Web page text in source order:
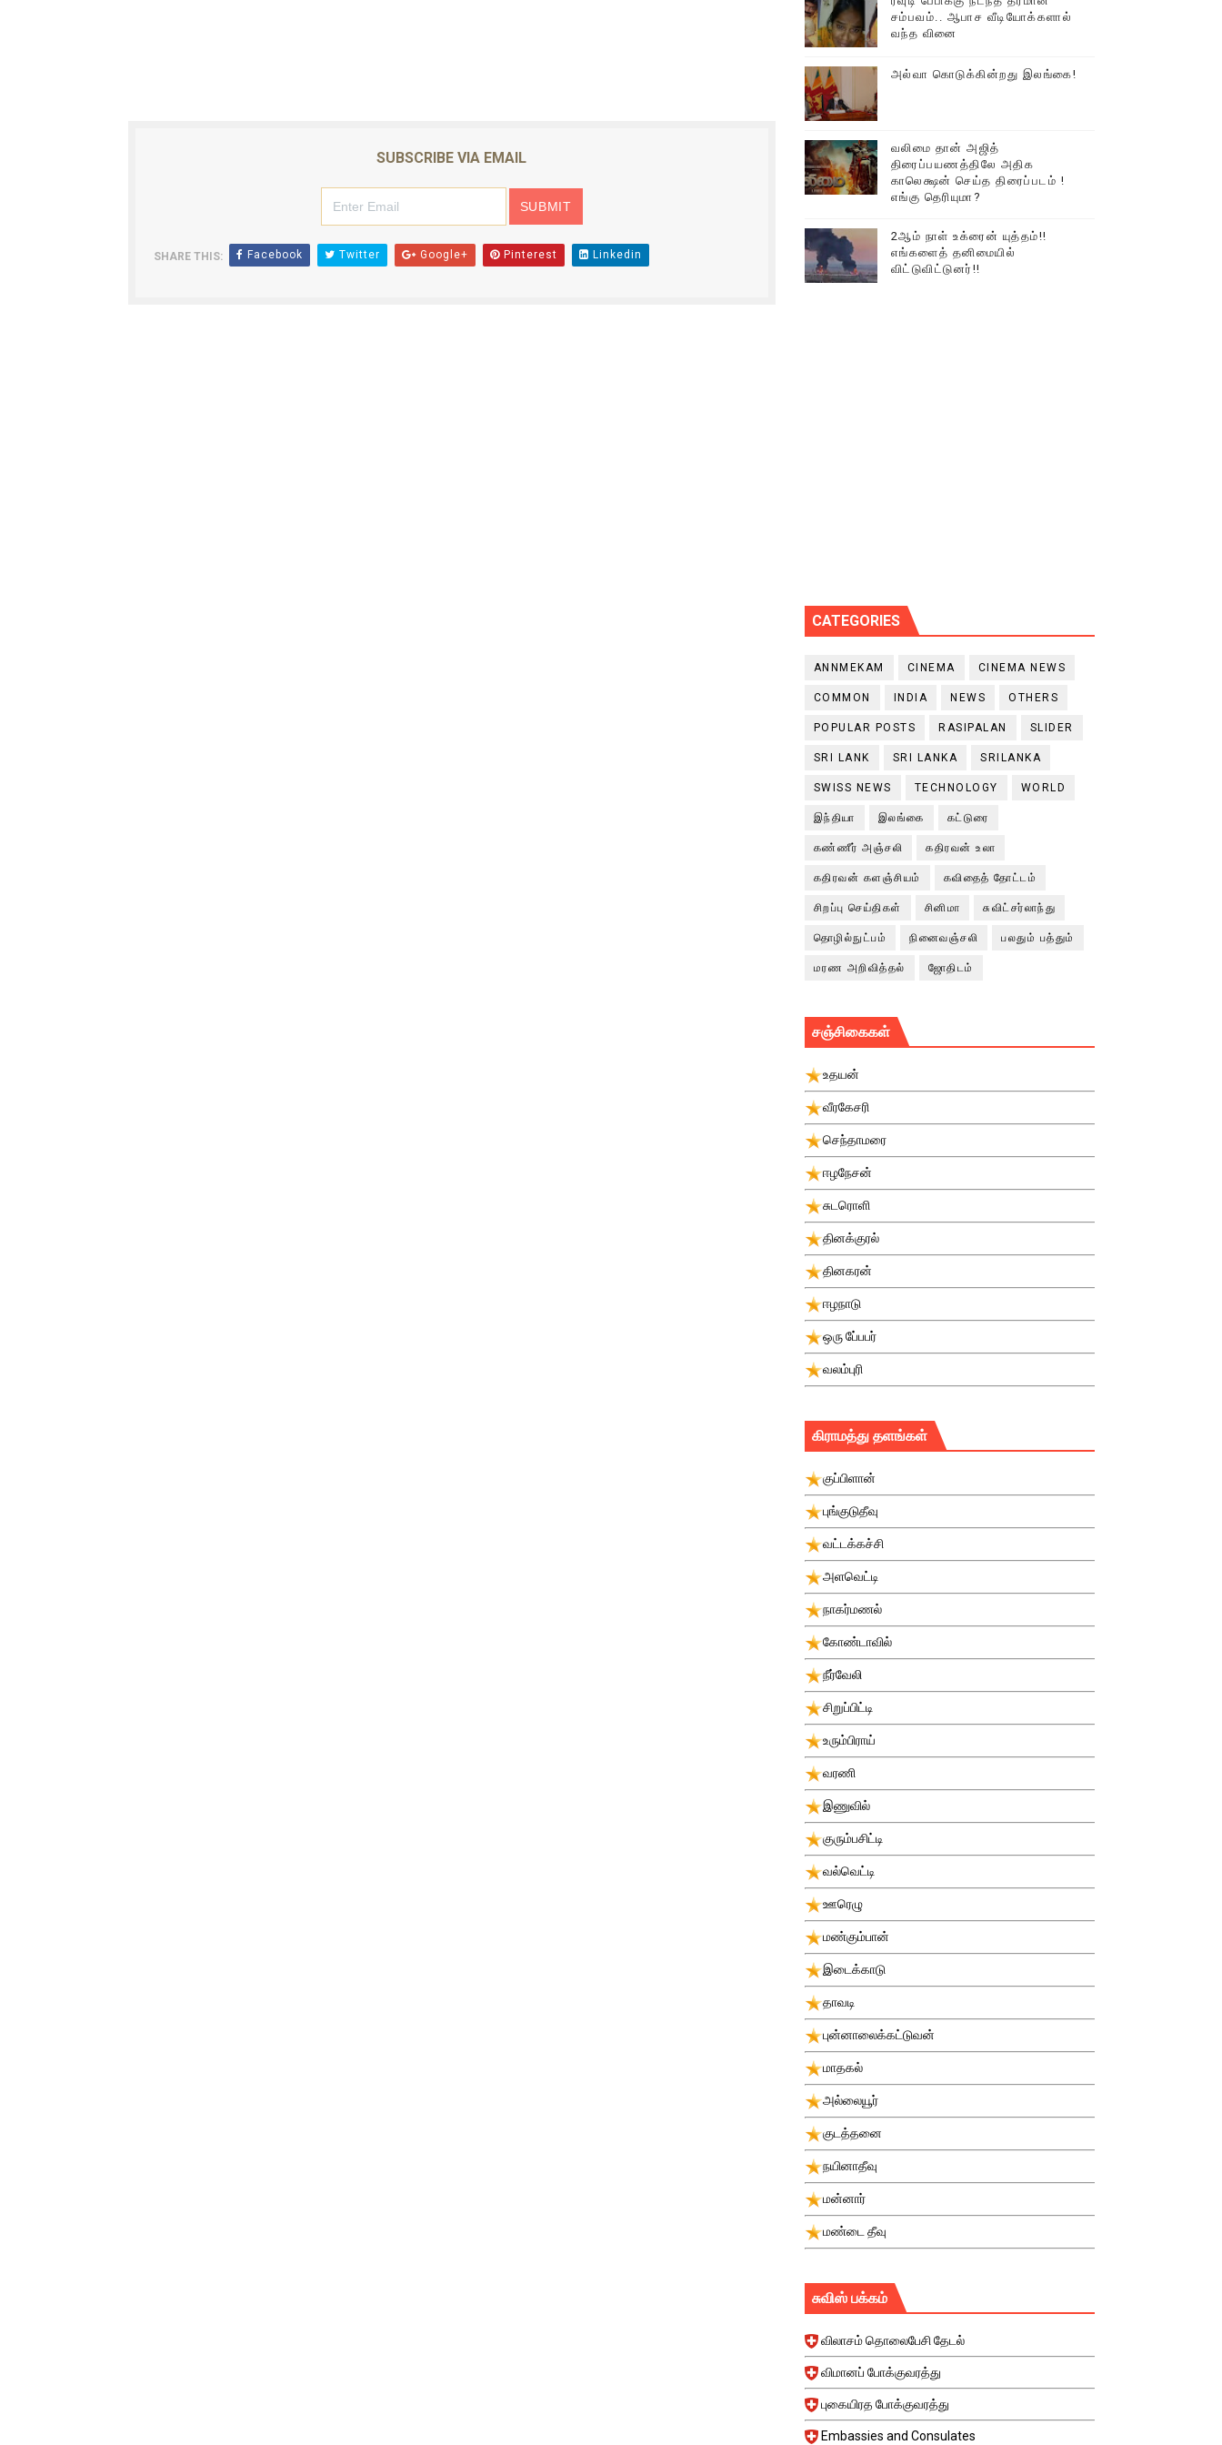
ஐ.நா முன்றலில் சீரற்ற காலநிலையிலும் தமிழின அழிப்பிற்கு நீதி கேட்டு நடைபெற்ற கவனயீர்ப்புப் போராட்டத்தில் திரண்ட தமிழ்மக்கள்!!
வலிமை தான் அஜித் திரைப்பயணத்திலே அதிக காலெக்ஷன் செய்த திரைப்படம் ! எங்கு தெரியுமா?
SUBSCRIBE VIA EMAIL
SHARE THIS: Facebook Twitter Google+ Pinterest Linkedin
சம்பவம்.. ஆபாச வீடியோக்களால்
வந்த வினை
அல்வா கொடுக்கின்றது இலங்கை!
வலிமை தான் அஜித்
திரைப்பயணத்திலே அதிக
காலெக்ஷன் செய்த திரைப்படம் !
எங்கு தெரியுமா?
2ஆம் நாள் உக்ரைன் யுத்தம்!!
எங்களைத் தனிமையில்
விட்டுவிட்டுனர்!!
CATEGORIES
ANNMEKAM CINEMA CINEMA NEWS
COMMON INDIA NEWS OTHERS
POPULAR POSTS RASIPALAN SLIDER
SRI LANK SRI LANKA SRILANKA
SWISS NEWS TECHNOLOGY WORLD
இந்தியா இலங்கை கட்டுரை
கண்ணீர் அஞ்சலி கதிரவன் உலா
கதிரவன் களஞ்சியம் கவிதைத் தோட்டம்
சிறப்பு செய்திகள் சினிமா சுவிட்சர்லாந்து
தொழில்நுட்பம் நினைவஞ்சலி பலதும் பத்தும்
மரண அறிவித்தல் ஜோதிடம்
சஞ்சிகைகள்
உதயன்
வீரகேசரி
செந்தாமரை
ஈழநேசன்
சுடரொளி
தினக்குரல்
தினகரன்
ஈழநாடு
ஒரு பே்பபர்
வலம்புரி
கிராமத்து தளங்கள்
குப்பிளான்
புங்குடுதீவு
வட்டக்கச்சி
அளவெட்டி
நாகர்மணல்
கோண்டாவில்
நீர்வேலி
சிறுப்பிட்டி
உரும்பிராய்
வரணி
இணுவில்
குரும்பசிட்டி
வல்வெட்டி
ஊரெழு
மண்கும்பான்
இடைக்காடு
தாவடி
புன்னாலைக்கட்டுவன்
மாதகல்
அல்லையூர்
குடத்தனை
நயினாதீவு
மன்னார்
மண்டை தீவு
சுவிஸ் பக்கம்
விலாசம் தொலைபேசி தேடல்
விமானப் போக்குவரத்து
புகையிரத போக்குவரத்து
Embassies and Consulates